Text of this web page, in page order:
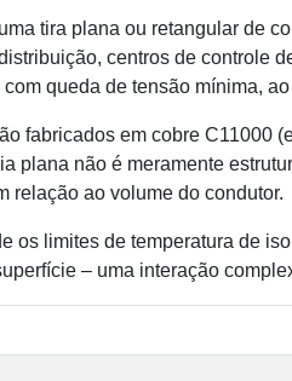
tira plana ou retangular de
centros de controle
queda de tensão mínima,
fabricados em cobre C11000
plana não é meramente
relação ao volume do condutor.
os limites de temperatura de
– uma interação